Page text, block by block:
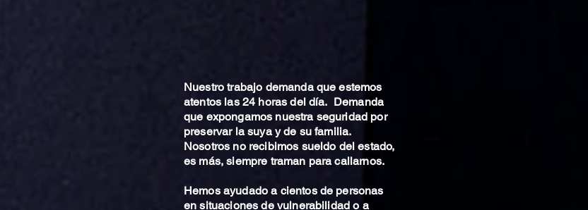
Nuestro trabajo demanda que estemos
atentos las 24 horas del día. Demanda
que expongamos nuestra seguridad por
preservar la suya y de su familia.
Nosotros no recibimos sueldo del estado,
es más, siempre traman para callarnos.
Hemos ayudado a cientos de personas
en situaciones de vulnerabilidad o a